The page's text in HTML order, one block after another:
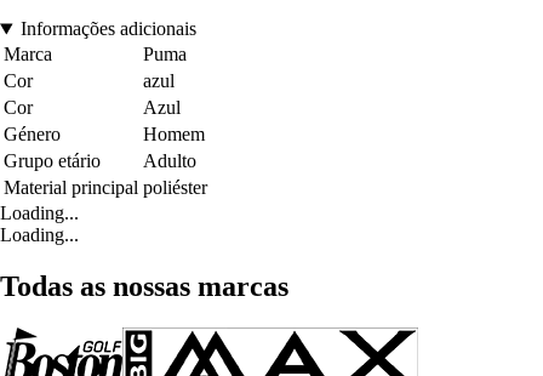
Informações adicionais
Marca
Puma
Cor
azul
Cor
Azul
Género
Homem
Grupo etário
Adulto
Material principal poliéster
Loading...
Loading...
Todas as nossas marcas